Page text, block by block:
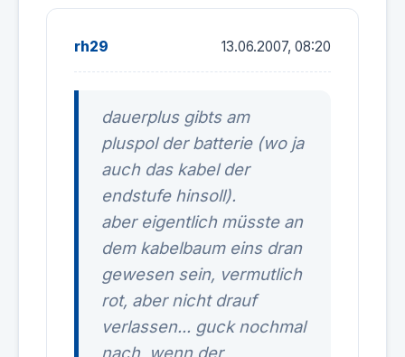
rh29 13.06.2007, 08:20
dauerplus gibts am
pluspol der batterie (wo ja
auch das kabel der
endstufe hinsoll).
aber eigentlich müsste an
dem kabelbaum eins dran
gewesen sein, vermutlich
rot, aber nicht drauf
verlassen... guck nochmal
nach, wenn der